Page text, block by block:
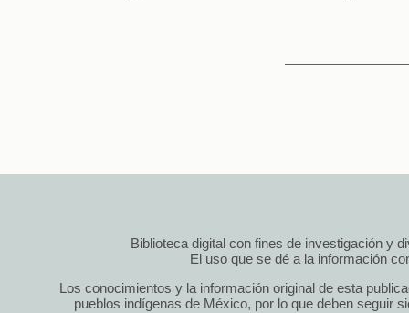
Biblioteca digital con fines de investigación y
El uso que se dé a la información
Los conocimientos y la información original de esta
pueblos indígenas de México, por lo que deben seguir